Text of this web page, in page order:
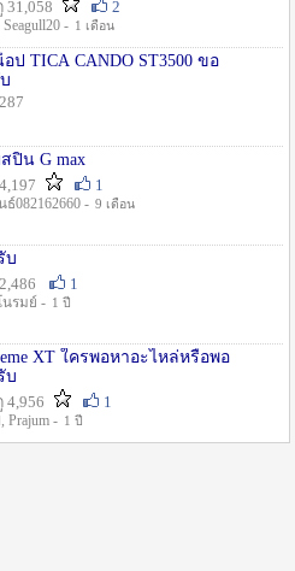
31,058
2
Seagull20 - 1 เดือน
ป TICA CANDO ST3500 ขอ
ปิน G max
1
ธ์082162660 - 9 เดือน
บ
1
นรมย์ - 1 ปี
XT ใครพอหาอะไหล่หรือพอ
บ
4,956
1
, Prajum - 1 ปี